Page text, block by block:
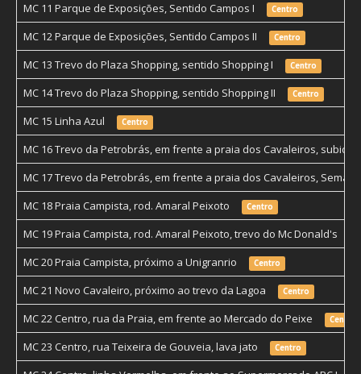
MC 11 Parque de Exposições, Sentido Campos I Centro
MC 12 Parque de Exposições, Sentido Campos II Centro
MC 13 Trevo do Plaza Shopping, sentido Shopping I Centro
MC 14 Trevo do Plaza Shopping, sentido Shopping II Centro
MC 15 Linha Azul Centro
MC 16 Trevo da Petrobrás, em frente a praia dos Cavaleiros,
MC 17 Trevo da Petrobrás, em frente a praia dos Cavaleiros,
MC 18 Praia Campista, rod. Amaral Peixoto
Centro
MC 19 Praia Campista, rod. Amaral Peixoto, trevo do Mc Donald's
MC 20 Praia Campista, próximo a Unigranrio Centro
MC 21 Novo Cavaleiro, próximo ao trevo da Lagoa Centro
MC 22 Centro, rua da Praia, em frente ao Mercado do Peixe Centro
MC 23 Centro, rua Teixeira de Gouveia, lava jato Centro